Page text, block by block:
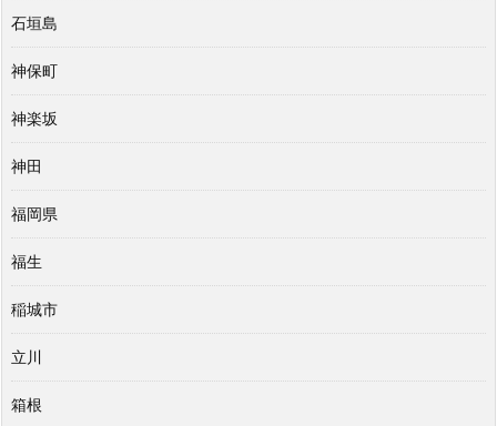
石垣島
神保町
神楽坂
神田
福岡県
福生
稲城市
立川
箱根